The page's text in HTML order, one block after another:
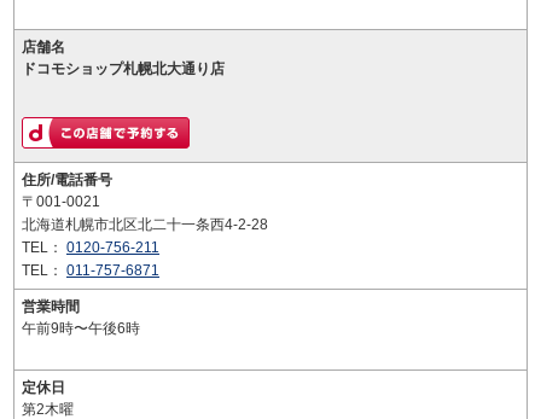
店舗名
ドコモショップ札幌北大通り店
住所/電話番号
〒001-0021
北海道札幌市北区北二十一条西4-2-28
TEL： 0120-756-211
TEL： 011-757-6871
営業時間
午前9時〜午後6時
定休日
第2木曜